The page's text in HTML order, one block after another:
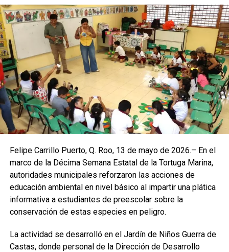
Felipe Carrillo Puerto, Q. Roo, 13 de mayo de 2026.– En el
marco de la Décima Semana Estatal de la Tortuga Marina,
autoridades municipales reforzaron las acciones de
educación ambiental en nivel básico al impartir una plática
informativa a estudiantes de preescolar sobre la
conservación de estas especies en peligro.
La actividad se desarrolló en el Jardín de Niños Guerra de
Castas, donde personal de la Dirección de Desarrollo